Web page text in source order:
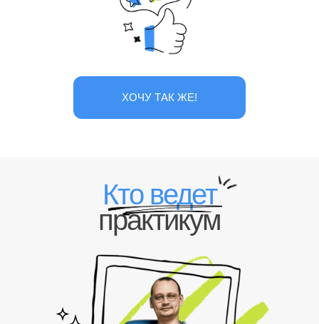
ХОЧУ ТАК ЖЕ!
Кто ведет
практикум